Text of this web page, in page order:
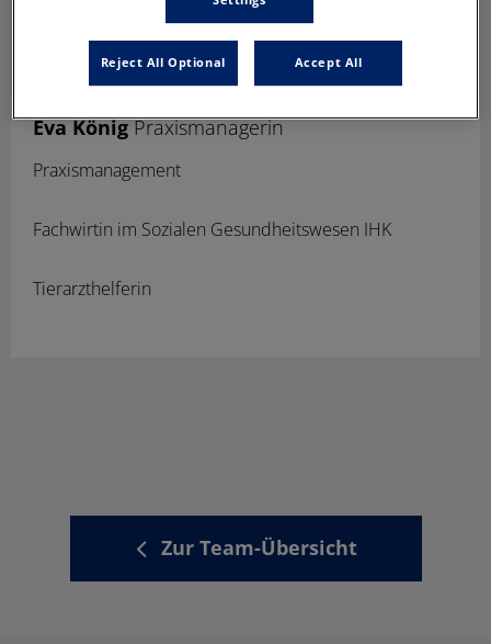
Eva König Praxismanagerin
Praxismanagement
Fachwirtin im Sozialen Gesundheitswesen IHK
Tierarzthelferin
Zur Team-Übersicht
Reject All Optional Accept All